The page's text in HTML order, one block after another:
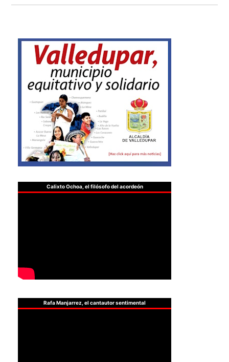
Calixto Ochoa, el filósofo del acordeón
Rafa Manjarrez, el cantautor sentimental